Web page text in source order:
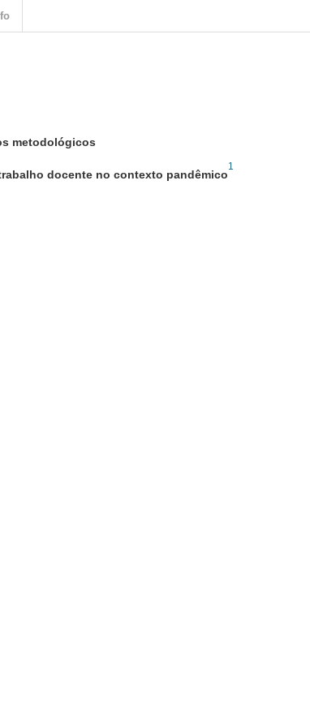
metodológicos
docente no contexto pandêmico
1